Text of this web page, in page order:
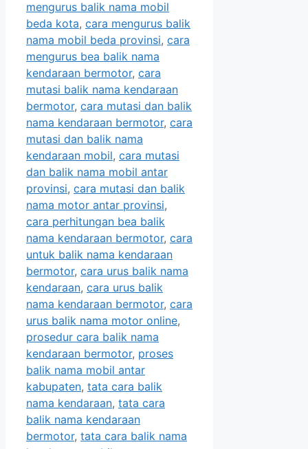
mengurus balik nama mobil
beda kota, cara mengurus balik
nama mobil beda provinsi, cara
mengurus bea balik nama
kendaraan bermotor, cara
mutasi balik nama kendaraan
bermotor, cara mutasi dan balik
nama kendaraan bermotor, cara
mutasi dan balik nama
kendaraan mobil, cara mutasi
dan balik nama mobil antar
provinsi, cara mutasi dan balik
nama motor antar provinsi,
cara perhitungan bea balik
nama kendaraan bermotor, cara
untuk balik nama kendaraan
bermotor, cara urus balik nama
kendaraan, cara urus balik
nama kendaraan bermotor, cara
urus balik nama motor online,
prosedur cara balik nama
kendaraan bermotor, proses
balik nama mobil antar
kabupaten, tata cara balik
nama kendaraan, tata cara
balik nama kendaraan
bermotor, tata cara balik nama